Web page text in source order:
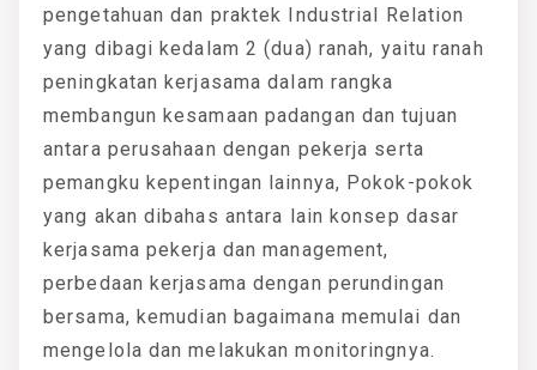
pengetahuan dan praktek Industrial Relation
yang dibagi kedalam 2 (dua) ranah, yaitu ranah
peningkatan kerjasama dalam rangka
membangun kesamaan padangan dan tujuan
antara perusahaan dengan pekerja serta
pemangku kepentingan lainnya, Pokok-pokok
yang akan dibahas antara lain konsep dasar
kerjasama pekerja dan management,
perbedaan kerjasama dengan perundingan
bersama, kemudian bagaimana memulai dan
mengelola dan melakukan monitoringnya.